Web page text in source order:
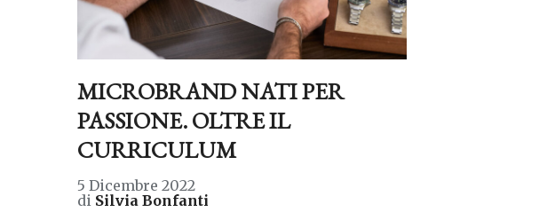
MICROBRAND NATI PER
PASSIONE. OLTRE IL
CURRICULUM
5 Dicembre 2022
di Silvia Bonfanti